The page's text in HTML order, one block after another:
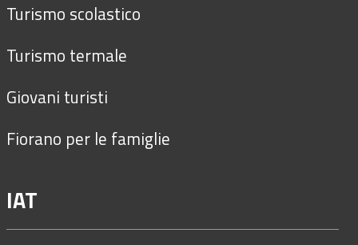
Turismo scolastico
Turismo termale
Giovani turisti
Fiorano per le famiglie
IAT